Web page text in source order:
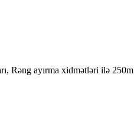
Rəng ayırma xidmətləri ilə